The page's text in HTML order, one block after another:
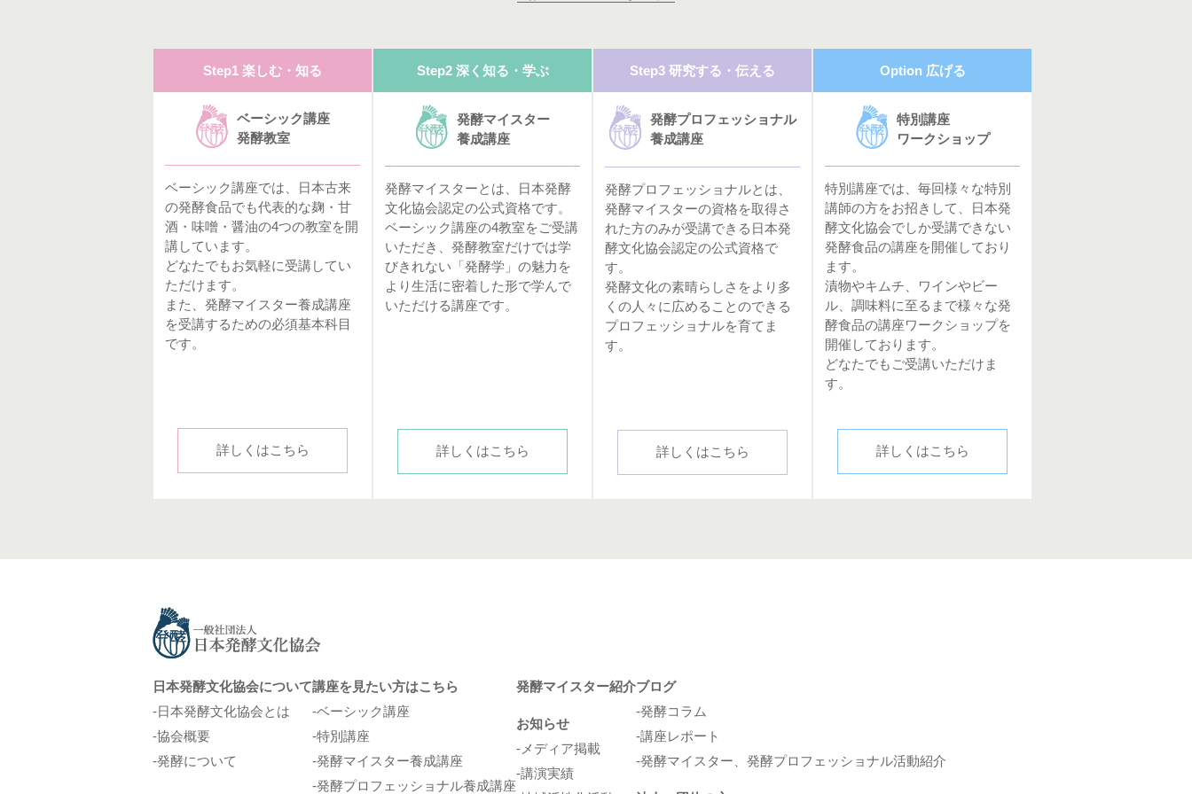
Step1 楽しむ・知る
ベーシック講座
発酵教室
ベーシック講座では、日本古来
の発酵食品でも代表的な麹・甘
酒・味噌・醤油の4つの教室を開
講しています。
どなたでもお気軽に受講してい
ただけます。
また、発酵マイスター養成講座
を受講するための必須基本科目
です。
詳しくはこちら
Step2 深く知る・学ぶ
発酵マイスター
養成講座
発酵マイスターとは、日本発酵
文化協会認定の公式資格です。
ベーシック講座の4教室をご受講
いただき、発酵教室だけでは学
びきれない「発酵学」の魅力を
より生活に密着した形で学んで
いただける講座です。
詳しくはこちら
Step3 研究する・伝える
発酵プロフェッショナル
養成講座
発酵プロフェッショナルとは、
発酵マイスターの資格を取得さ
れた方のみが受講できる日本発
酵文化協会認定の公式資格で
す。
発酵文化の素晴らしさをより多
くの人々に広めることのできる
プロフェッショナルを育てま
す。
詳しくはこちら
Option 広げる
特別講座
ワークショップ
特別講座では、毎回様々な特別
講師の方をお招きして、日本発
酵文化協会でしか受講できない
発酵食品の講座を開催しており
ます。
漬物やキムチ、ワインやビー
ル、調味料に至るまで様々な発
酵食品の講座ワークショップを
開催しております。
どなたでもご受講いただけま
す。
詳しくはこちら
日本発酵文化協会について
日本発酵文化協会とは
協会概要
発酵について
講座を見たい方はこちら
ベーシック講座
特別講座
発酵マイスター養成講座
発酵プロフェッショナル養成講座
発酵マイスター紹介
お知らせ
メディア掲載
講演実績
ブログ
発酵コラム
講座レポート
発酵マイスター、発酵プロフェッショナル活動紹介